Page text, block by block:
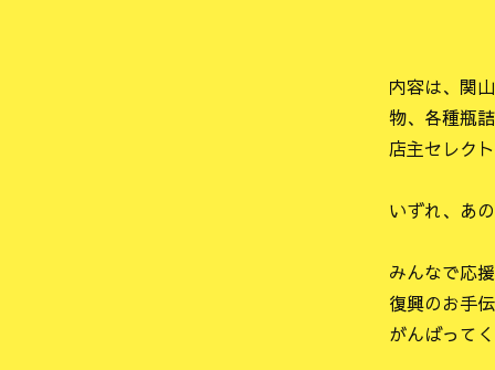
内容は、関
物、各種瓶
店主セレク
いずれ、あ
みんなで応
復興のお手
がんばって